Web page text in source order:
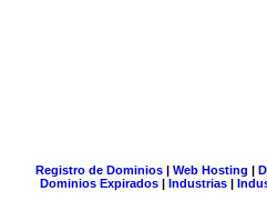
Registro de Dominios| Web Hosting |
Dominios Expirados | Industrias |